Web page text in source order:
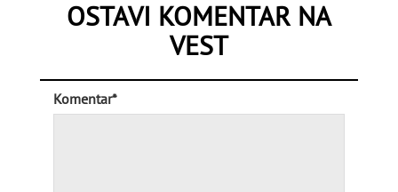
OSTAVI KOMENTAR NA
VEST
Komentar*